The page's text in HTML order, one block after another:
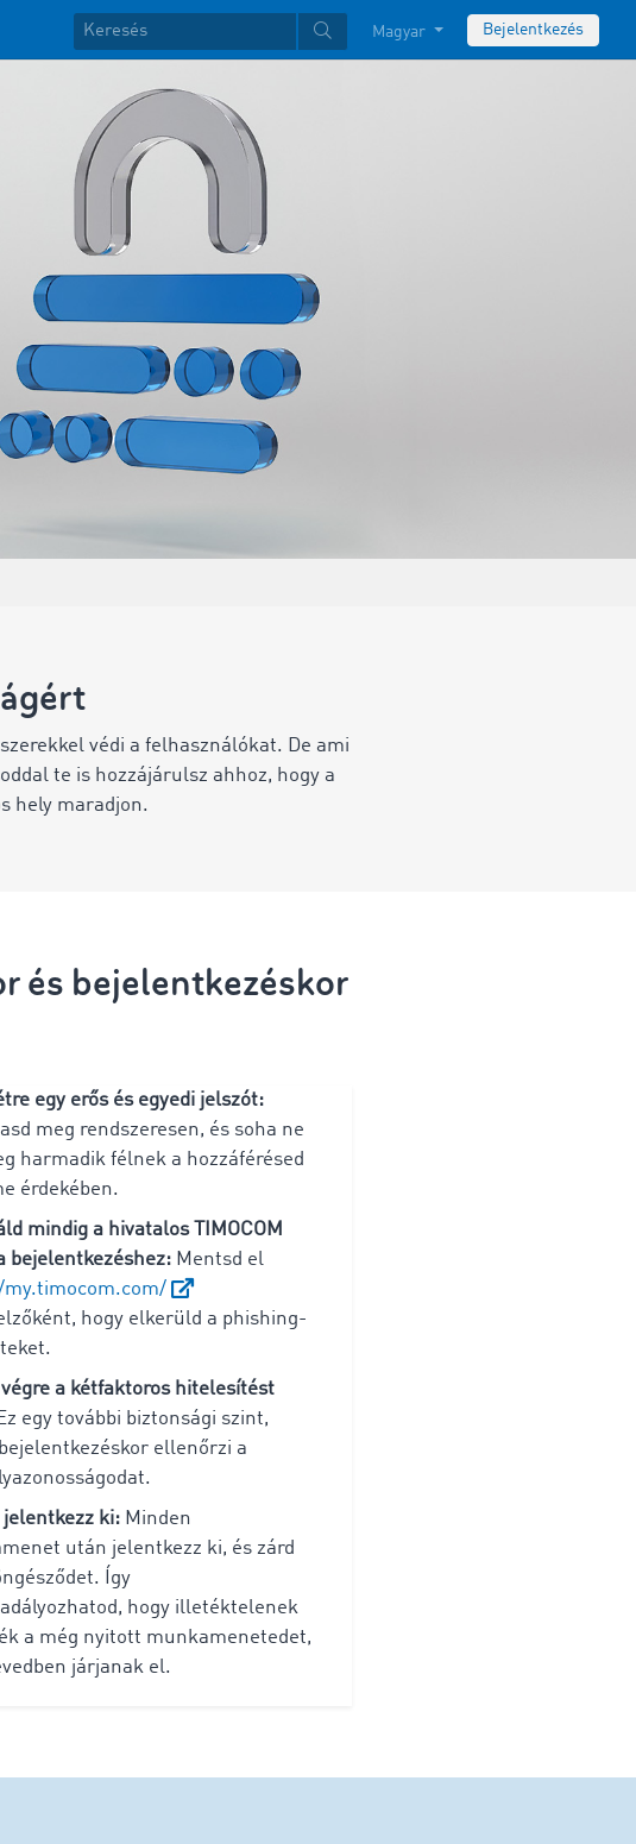
Magyar Bejelentkezés
védi a felhasználókat. De ami
te is hozzájárulsz ahhoz, hogy a
hely maradjon.
és bejelentkezéskor
egy erős és egyedi jelszót:
meg rendszeresen, és soha ne
harmadik félnek a hozzáférésed
érdekében.
mindig a hivatalos TIMOCOM
bejelentkezéshez: Mentsd el
hogy elkerüld a phishing-
végre a kétfaktoros hitelesítést
Ez egy további biztonsági szint,
ellenőrzi a
jelentkezz ki: Minden
után jelentkezz ki, és zárd
Így
hogy illetéktelenek
a még nyitott munkamenetedet,
járjanak el.